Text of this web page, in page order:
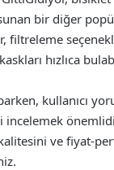
bir diğer
filtreleme
hızlıca
kullanıcı
ve fiyat-